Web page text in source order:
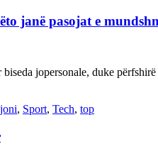
janë pasojat e
jopersonale, duke
, Sport, Tech, top